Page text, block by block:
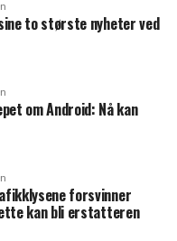
to største nyheter ved
om Android: Nå kan
forsvinner
kan bli erstatteren